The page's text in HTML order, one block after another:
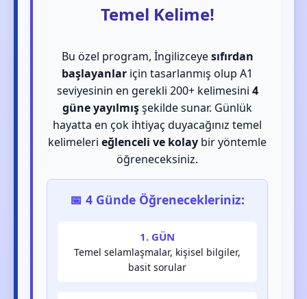
Temel Kelime!
Bu özel program, İngilizceyesıfırdan
başlayanlar için tasarlanmış olup A1
seviyesinin en gerekli 200+ kelimesini 4
güne yayılmışşekilde sunar. Günlük
hayatta en çok ihtiyaç duyacağınız temel
kelimelerieğlenceli ve kolay bir yöntemle
öğreneceksiniz.
📅 4 Günde Öğrenecekleriniz:
1. GÜN
Temel selamlaşmalar, kişisel bilgiler,
basit sorular